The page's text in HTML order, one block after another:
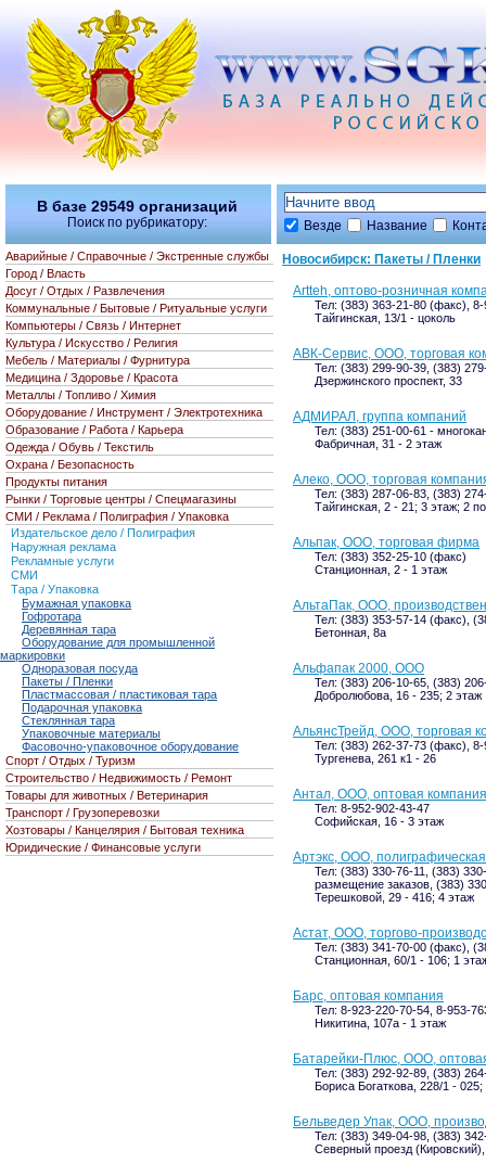
Везде Название
Новосибирск: Пакеты / Пленки
Artteh, оптово-розничная
Тел: (383) 363-21-80 (факс),
Тайгинская, 13/1 - цоколь
АВК-Сервис, ООО, торговая
Тел: (383) 299-90-39, (383)
Дзержинского проспект, 33
АДМИРАЛ, группа компаний
Тел: (383) 251-00-61 -
Фабричная, 31 - 2 этаж
Алеко, ООО, торговая
Тел: (383) 287-06-83, (383)
Тайгинская, 2 - 21; 3 этаж; 2
Альпак, ООО, торговая фирма
Тел: (383) 352-25-10 (факс)
Станционная, 2 - 1 этаж
АльтаПак, ООО,
Тел: (383) 353-57-14 (факс),
Бетонная, 8а
Альфапак 2000, ООО
Тел: (383) 206-10-65, (383)
Добролюбова, 16 - 235; 2 этаж
АльянсТрейд, ООО, торговая
Тел: (383) 262-37-73 (факс),
Тургенева, 261 к1 - 26
Антал, ООО, оптовая компания
Тел: 8-952-902-43-47
Софийская, 16 - 3 этаж
Артэкс, ООО,
Тел: (383) 330-76-11, (383)
размещение заказов, (383)
Терешковой, 29 - 416; 4 этаж
Астат, ООО, торгово-
Тел: (383) 341-70-00 (факс),
Станционная, 60/1 - 106; 1
Барс, оптовая компания
Тел: 8-923-220-70-54, 8-953-
Никитина, 107а - 1 этаж
Батарейки-Плюс, ООО,
Тел: (383) 292-92-89, (383)
Бориса Богаткова, 228/1 - 025;
Бельведер Упак, ООО,
Тел: (383) 349-04-98, (383)
Северный проезд
В базе 29549 организаций
Поиск по рубрикатору:
Аварийные / Справочные / Экстренные службы
Город / Власть
Досуг / Отдых / Развлечения
Коммунальные / Бытовые / Ритуальные услуги
Компьютеры / Связь / Интернет
Культура / Искусство / Религия
Мебель / Материалы / Фурнитура
Медицина / Здоровье / Красота
Металлы / Топливо / Химия
Оборудование / Инструмент / Электротехника
Образование / Работа / Карьера
Одежда / Обувь / Текстиль
Охрана / Безопасность
Продукты питания
Рынки / Торговые центры / Спецмагазины
СМИ / Реклама / Полиграфия / Упаковка
Издательское дело / Полиграфия
Наружная реклама
Рекламные услуги
СМИ
Тара / Упаковка
Бумажная упаковка
Гофротара
Деревянная тара
Оборудование для промышленной
маркировки
Одноразовая посуда
Пакеты / Пленки
Пластмассовая / пластиковая тара
Подарочная упаковка
Стеклянная тара
Упаковочные материалы
Фасовочно-упаковочное оборудование
Спорт / Отдых / Туризм
Строительство / Недвижимость / Ремонт
Товары для животных / Ветеринария
Транспорт / Грузоперевозки
Хозтовары / Канцелярия / Бытовая техника
Юридические / Финансовые услуги